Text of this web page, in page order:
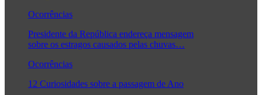
Ocorrências
Presidente da República endereça mensagem
sobre os estragos causados pelas chuvas…
Ocorrências
12 Curiosidades sobre a passagem de Ano